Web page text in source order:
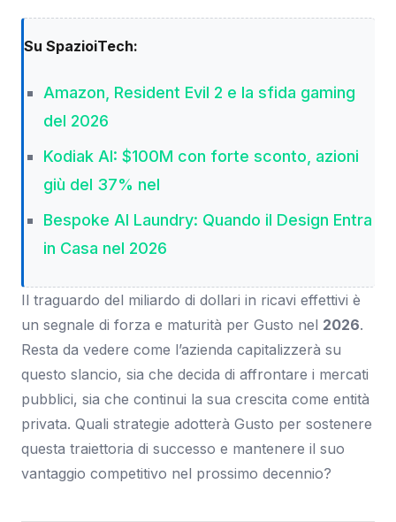
Su SpazioiTech:
Amazon, Resident Evil 2 e la sfida gaming
del 2026
Kodiak AI: $100M con forte sconto, azioni
giù del 37% nel
Bespoke AI Laundry: Quando il Design Entra
in Casa nel 2026
Il traguardo del miliardo di dollari in ricavi effettivi è
un segnale di forza e maturità per Gusto nel 2026.
Resta da vedere come l’azienda capitalizzerà su
questo slancio, sia che decida di affrontare i mercati
pubblici, sia che continui la sua crescita come entità
privata. Quali strategie adotterà Gusto per sostenere
questa traiettoria di successo e mantenere il suo
vantaggio competitivo nel prossimo decennio?